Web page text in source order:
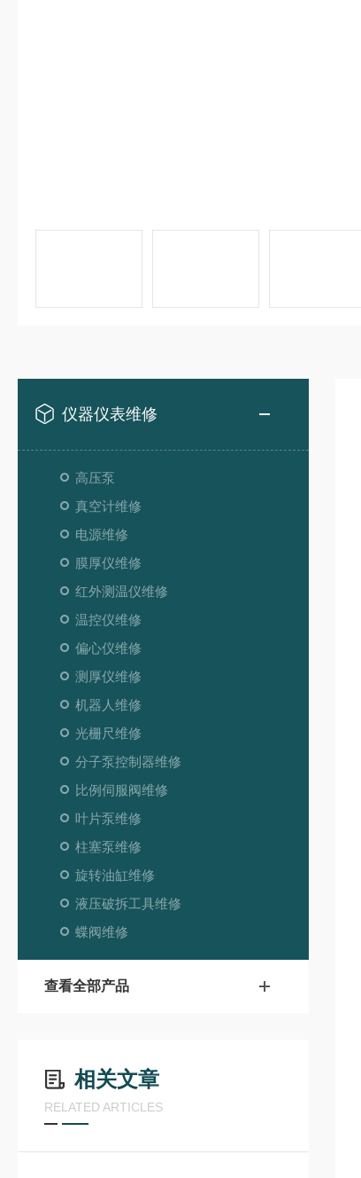
仪器仪表维修
高压泵
真空计维修
电源维修
膜厚仪维修
红外测温仪维修
温控仪维修
偏心仪维修
测厚仪维修
机器人维修
光栅尺维修
分子泵控制器维修
比例伺服阀维修
叶片泵维修
柱塞泵维修
旋转油缸维修
液压破拆工具维修
蝶阀维修
查看全部产品
相关文章
RELATED ARTICLES